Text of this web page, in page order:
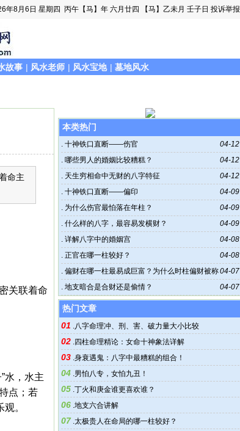
年8月6日 星期四 丙午【马】年 六月廿四 【马】乙未月 壬子日 投诉举报
故事 | 风水老师 | 风水宝地 | 墓地风水
命主
关联着命
水，水主
点；若
。
本类热门
04-12
. 十神铁口直断——伤官
04-12
. 哪些男人的婚姻比较糟糕？
04-12
. 天生穷相命中无财的八字特征
04-09
. 十神铁口直断——偏印
04-09
. 为什么伤官最怕落在年柱？
04-09
. 什么样的八字，最容易发横财？
04-08
. 详解八字中的婚姻宫
04-08
. 正官在哪一柱较好？
04-07
. 偏财在哪一柱最易成巨富？为什么时柱偏财被称
为上等富格
04-07
. 地支暗合是合财还是偷情？
热门文章
01 .八字命理冲、刑、害、破力量大小比较
02 .四柱命理精论：女命十神象法详解
03 .身衰遇鬼：八字中最糟糕的组合！
04 .男怕八专，女怕九丑！
05 .丁火和庚金谁更喜欢谁？
06 .地支六合讲解
07 .太极贵人在命局的哪一柱较好？